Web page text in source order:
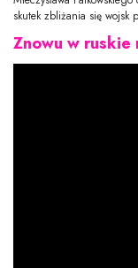
skutek zbliżania się wojsk
Znowu w ruskie